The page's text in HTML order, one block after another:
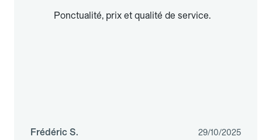
Ponctualité, prix et qualité de service.
Frédéric S. 29/10/2025